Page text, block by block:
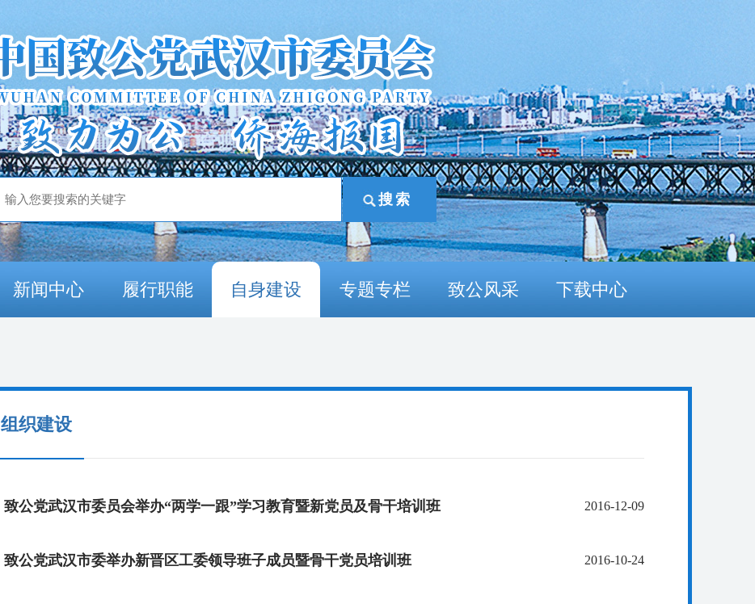
新闻中心 履行职能 自身建设 专题专栏 致公风采 下载中心
组织建设
致公党武汉市委员会举办“两学一跟”学习教育暨新党员及骨干培训班 2016-12-09
致公党武汉市委举办新晋区工委领导班子成员暨骨干党员培训班 2016-10-24